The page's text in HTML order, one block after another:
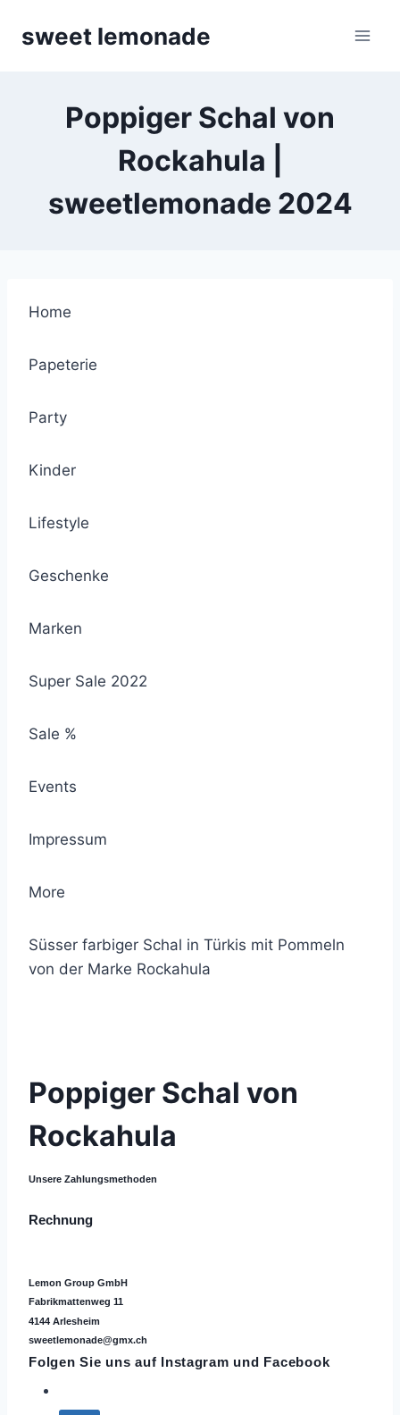
sweet lemonade
Poppiger Schal von
Rockahula |
sweetlemonade 2024
Home
Papeterie
Party
Kinder
Lifestyle
Geschenke
Marken
Super Sale 2022
Sale %
Events
Impressum
More
Süsser farbiger Schal in Türkis mit Pommeln
von der Marke Rockahula
Poppiger Schal von
Rockahula
Unsere Zahlungsmethoden
Rechnung
Lemon Group GmbH
Fabrikmattenweg 11
4144 Arlesheim
sweetlemonade@gmx.ch
Folgen Sie uns auf Instagram und Facebook